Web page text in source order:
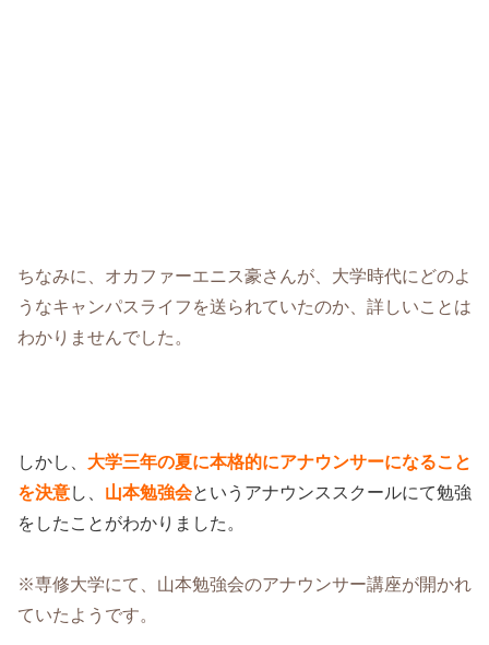
ちなみに、オカファーエニス豪さんが、大学時代にどのよ
うなキャンパスライフを送られていたのか、詳しいことは
わかりませんでした。
しかし、 大学三年の夏に本格的にアナウンサーになること
を決意し、 山本勉強会というアナウンススクールにて勉強
をしたことがわかりました。
※専修大学にて、山本勉強会のアナウンサー講座が開かれ
ていたようです。